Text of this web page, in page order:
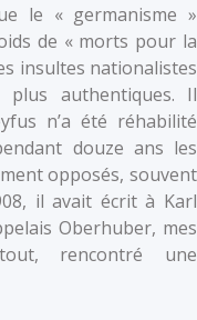
le « germanisme »
de « morts pour la
insultes nationalistes
authentiques. Il
n’a été réhabilité
douze ans les
opposés, souvent
il avait écrit à Karl
Oberhuber, mes
rencontré une